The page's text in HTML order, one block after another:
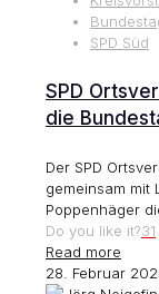
SPD Süd
SPD
die
Der SPD
gemeinsam mit
Poppenhäger
Do you like it?31
Read more
28. Februar